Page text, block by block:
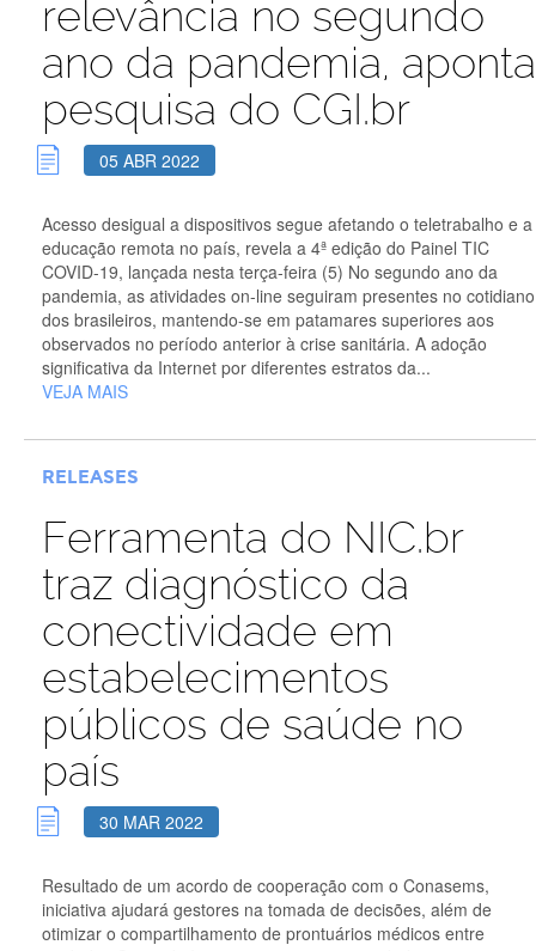
relevância no segundo
ano da pandemia, aponta
pesquisa do CGI.br
05 ABR 2022
Acesso desigual a dispositivos segue afetando o teletrabalho e a
educação remota no país, revela a 4ª edição do Painel TIC
COVID-19, lançada nesta terça-feira (5) No segundo ano da
pandemia, as atividades on-line seguiram presentes no cotidiano
dos brasileiros, mantendo-se em patamares superiores aos
observados no período anterior à crise sanitária. A adoção
significativa da Internet por diferentes estratos da...
VEJA MAIS
RELEASES
Ferramenta do NIC.br
traz diagnóstico da
conectividade em
estabelecimentos
públicos de saúde no
país
30 MAR 2022
Resultado de um acordo de cooperação com o Conasems,
iniciativa ajudará gestores na tomada de decisões, além de
otimizar o compartilhamento de prontuários médicos entre